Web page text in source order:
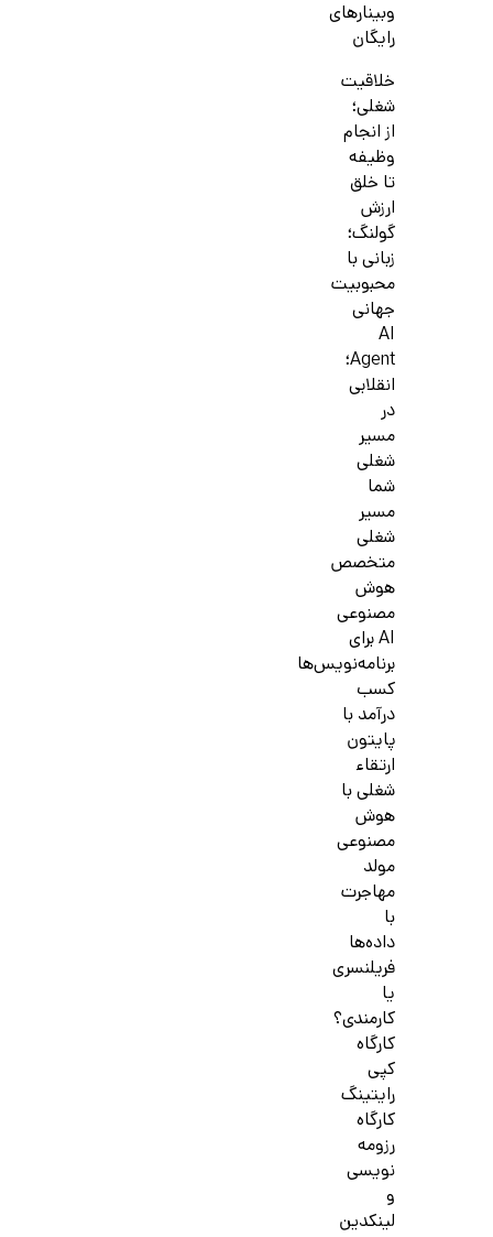
وبینارهای
رایگان
خلاقیت
شغلی؛
از انجام
وظیفه
تا خلق
ارزش
گولنگ؛
زبانی با
محبوبیت
جهانی
AI
Agent؛
انقلابی
در
مسیر
شغلی
شما
مسیر
شغلی
متخصص
هوش
مصنوعی
AI برای
برنامه‌نویس‌ها
کسب
درآمد با
پایتون
ارتقاء
شغلی با
هوش
مصنوعی
مولد
مهاجرت
با
داده‌ها
فریلنسری
یا
کارمندی؟
کارگاه
کپی
رایتینگ
کارگاه
رزومه
نویسی
و
لینکدین